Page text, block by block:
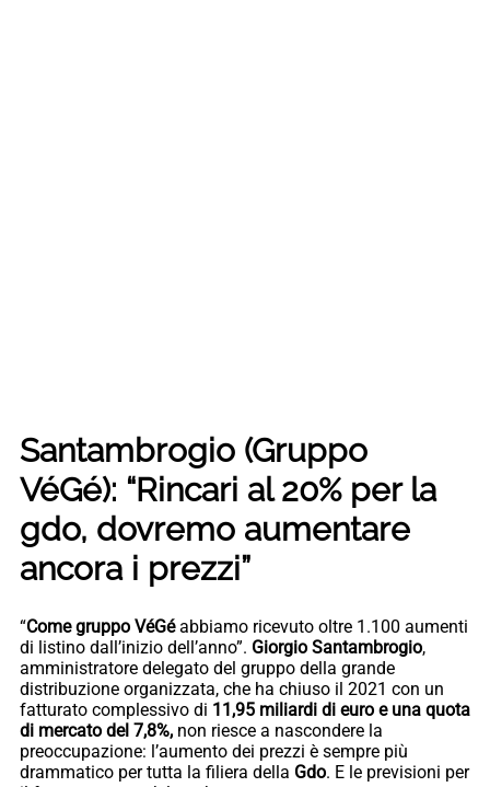
Santambrogio (Gruppo
VéGé): “Rincari al 20% per la
gdo, dovremo aumentare
ancora i prezzi”
“Come gruppo VéGéabbiamo ricevuto oltre 1.100 aumenti
di listino dall’inizio dell’anno”. Giorgio Santambrogio,
amministratore delegato del gruppo della grande
distribuzione organizzata, che ha chiuso il 2021 con un
fatturato complessivo di 11,95 miliardi di euro e una quota
di mercato del 7,8%, non riesce a nascondere la
preoccupazione: l’aumento dei prezzi è sempre più
drammatico per tutta la filiera della Gdo. E le previsioni per